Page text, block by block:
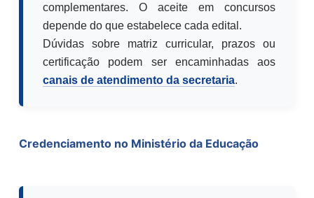
complementares. O aceite em concursos
depende do que estabelece cada edital.
Dúvidas sobre matriz curricular, prazos ou
certificação podem ser encaminhadas aos
canais de atendimento da secretaria.
Credenciamento no Ministério da Educação